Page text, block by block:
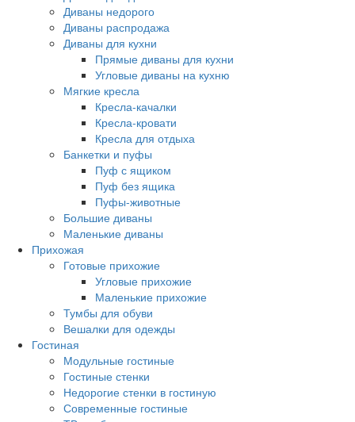
Диваны недорого
Диваны распродажа
Диваны для кухни
Прямые диваны для кухни
Угловые диваны на кухню
Мягкие кресла
Кресла-качалки
Кресла-кровати
Кресла для отдыха
Банкетки и пуфы
Пуф с ящиком
Пуф без ящика
Пуфы-животные
Большие диваны
Маленькие диваны
Прихожая
Готовые прихожие
Угловые прихожие
Маленькие прихожие
Тумбы для обуви
Вешалки для одежды
Гостиная
Модульные гостиные
Гостиные стенки
Недорогие стенки в гостиную
Современные гостиные